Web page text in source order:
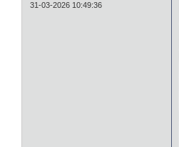
31-03-2026 10:49:36